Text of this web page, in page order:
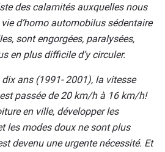
des calamités auxquelles nous
d’homo automobilus sédentaire
sont engorgées, paralysées,
en plus difficile d’y circuler.
dix ans (1991- 2001), la vitesse
passée de 20 km/h à 16 km/h!
en ville, développer les
les modes doux ne sont plus
devenu une urgente nécessité. Et